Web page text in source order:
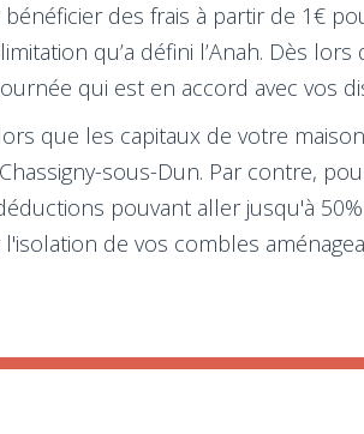
bénéficier des frais à partir de 1€
qu’a défini l’Anah. Dès
qui est en accord avec vos
que les capitaux de votre
sous-Dun. Par contre,
pouvant aller jusqu'à
de vos combles